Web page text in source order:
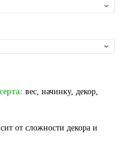
вес, начинку, декор,
от сложности декора и